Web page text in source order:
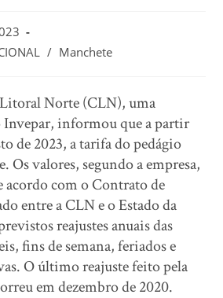
/ Manchete
Norte (CLN), uma
Invepar, informou que a partir
de 2023, a tarifa do pedágio
Os valores, segundo a empresa,
com o Contrato de
entre a CLN e o Estado da
reajustes anuais das
fins de semana, feriados e
O último reajuste feito pela
em dezembro de 2020.